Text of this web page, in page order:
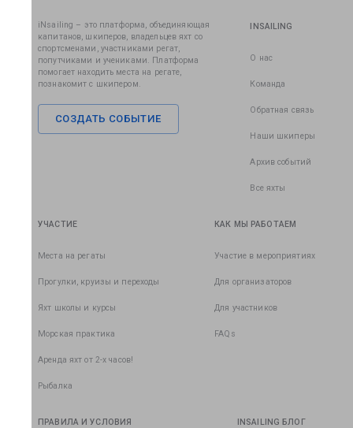
iNsailing – это платформа, объединяющая
капитанов, шкиперов, владельцев яхт со
спортсменами, участниками регат,
попутчиками и учениками. Платформа
помогает находить места на регате,
познакомит с шкипером.
СОЗДАТЬ СОБЫТИЕ
INSAILING
О нас
Команда
Обратная связь
Наши шкиперы
Архив событий
Все яхты
УЧАСТИЕ
Места на регаты
Прогулки, круизы и переходы
Яхт школы и курсы
Морская практика
Аренда яхт от 2-х часов!
Рыбалка
КАК МЫ РАБОТАЕМ
Участие в мероприятиях
Для организаторов
Для участников
FAQs
ПРАВИЛА И УСЛОВИЯ INSAILING БЛОГ